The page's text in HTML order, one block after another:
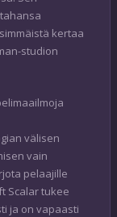
kertaa
studion
välisen
vain
pelaajille
Scalar tukee
ja on vapaasti